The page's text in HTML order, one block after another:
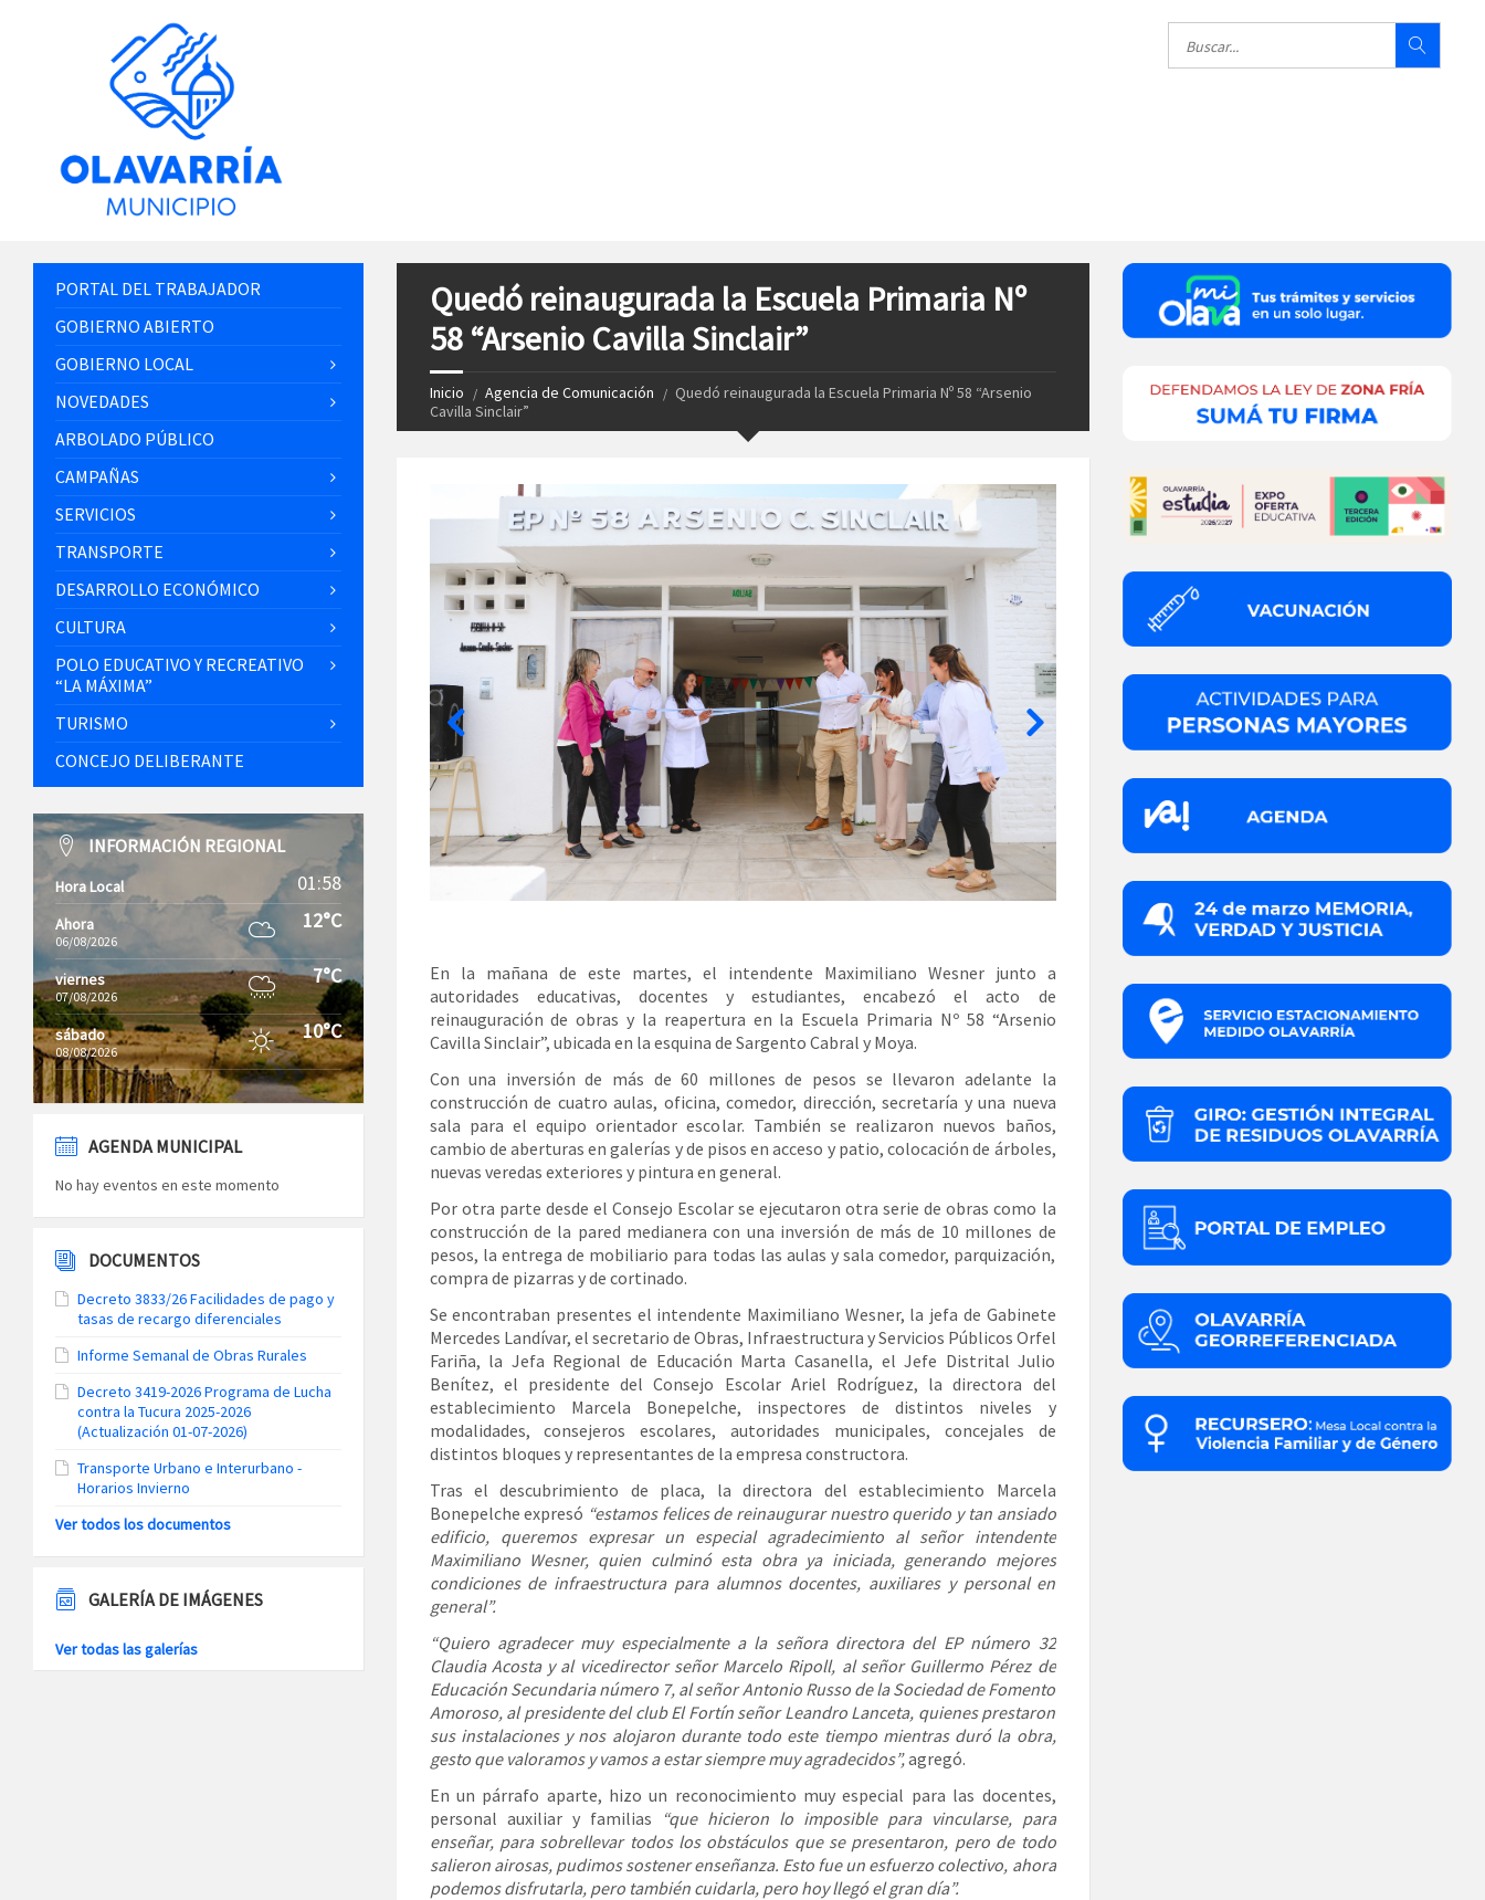
Quedó reinaugurada la Escuela Primaria Nº
58 “Arsenio Cavilla Sinclair”
Inicio Agencia de Comunicación
Quedó reinaugurada la Escuela Primaria Nº 58 “Arsenio
Cavilla Sinclair”
En la mañana de este martes, el intendente Maximiliano Wesner junto a
autoridades educativas, docentes y estudiantes, encabezó el acto de
reinauguración de obras y la reapertura en la Escuela Primaria Nº 58 “Arsenio
Cavilla Sinclair”, ubicada en la esquina de Sargento Cabral y Moya.
Con una inversión de más de 60 millones de pesos se llevaron adelante la
construcción de cuatro aulas, oficina, comedor, dirección, secretaría y una nueva
sala para el equipo orientador escolar. También se realizaron nuevos baños,
cambio de aberturas en galerías y de pisos en acceso y patio, colocación de árboles,
nuevas veredas exteriores y pintura en general.
Por otra parte desde el Consejo Escolar se ejecutaron otra serie de obras como la
construcción de la pared medianera con una inversión de más de 10 millones de
pesos, la entrega de mobiliario para todas las aulas y sala comedor, parquización,
compra de pizarras y de cortinado.
Se encontraban presentes el intendente Maximiliano Wesner, la jefa de Gabinete
Mercedes Landívar, el secretario de Obras, Infraestructura y Servicios Públicos Orfel
Fariña, la Jefa Regional de Educación Marta Casanella, el Jefe Distrital Julio
Benítez, el presidente del Consejo Escolar Ariel Rodríguez, la directora del
establecimiento Marcela Bonepelche, inspectores de distintos niveles y
modalidades, consejeros escolares, autoridades municipales, concejales de
distintos bloques y representantes de la empresa constructora.
Tras el descubrimiento de placa, la directora del establecimiento Marcela
Bonepelche expresó “estamos felices de reinaugurar nuestro querido y tan ansiado
edificio, queremos expresar un especial agradecimiento al señor intendente
Maximiliano Wesner, quien culminó esta obra ya iniciada, generando mejores
condiciones de infraestructura para alumnos docentes, auxiliares y personal en
general”.
“Quiero agradecer muy especialmente a la señora directora del EP número 32
Claudia Acosta y al vicedirector señor Marcelo Ripoll, al señor Guillermo Pérez de
Educación Secundaria número 7, al señor Antonio Russo de la Sociedad de Fomento
Amoroso, al presidente del club El Fortín señor Leandro Lanceta, quienes prestaron
sus instalaciones y nos alojaron durante todo este tiempo mientras duró la obra,
gesto que valoramos y vamos a estar siempre muy agradecidos”,agregó.
En un párrafo aparte, hizo un reconocimiento muy especial para las docentes,
personal auxiliar y familias “que hicieron lo imposible para vincularse, para
enseñar, para sobrellevar todos los obstáculos que se presentaron, pero de todo
salieron airosas, pudimos sostener enseñanza. Esto fue un esfuerzo colectivo, ahora
podemos disfrutarla, pero también cuidarla, pero hoy llegó el gran día”.
PORTAL DEL TRABAJADOR
GOBIERNO ABIERTO
GOBIERNO LOCAL
NOVEDADES
ARBOLADO PÚBLICO
CAMPAÑAS
SERVICIOS
TRANSPORTE
DESARROLLO ECONÓMICO
CULTURA
POLO EDUCATIVO Y RECREATIVO
“LA MÁXIMA”
TURISMO
CONCEJO DELIBERANTE
INFORMACIÓN REGIONAL
Hora Local 01:58
Ahora
06/08/2026
12°C
viernes
07/08/2026
7°C
sábado
08/08/2026
10°C
AGENDA MUNICIPAL
No hay eventos en este momento
DOCUMENTOS
Decreto 3833/26 Facilidades de pago y
tasas de recargo diferenciales
Informe Semanal de Obras Rurales
Decreto 3419-2026 Programa de Lucha
contra la Tucura 2025-2026
(Actualización 01-07-2026)
Transporte Urbano e Interurbano -
Horarios Invierno
Ver todos los documentos
GALERÍA DE IMÁGENES
Ver todas las galerías